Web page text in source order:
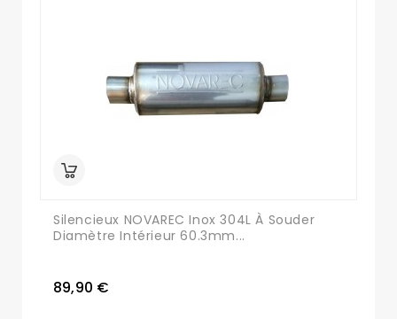
Silencieux NOVAREC Inox 304L À Souder
Diamètre Intérieur 60.3mm...
89,90 €